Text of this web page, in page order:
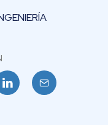
Linkedin